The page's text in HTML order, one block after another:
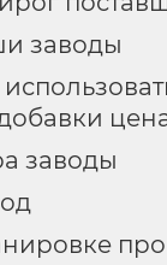
заводы
заводы